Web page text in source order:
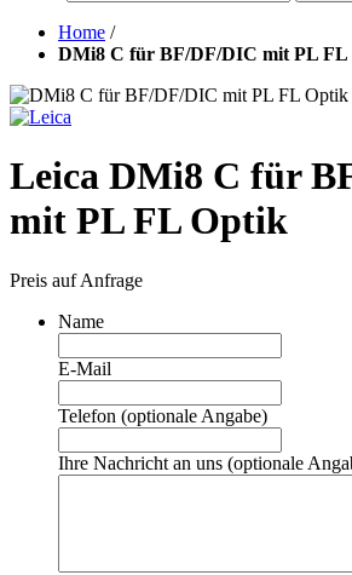
Home /
DMi8 C für BF/DF/DIC mit PL FL
Leica DMi8 C für
mit PL FL Optik
Preis auf Anfrage
Name
E-Mail
Telefon (optionale Angabe)
Ihre Nachricht an uns (optionale